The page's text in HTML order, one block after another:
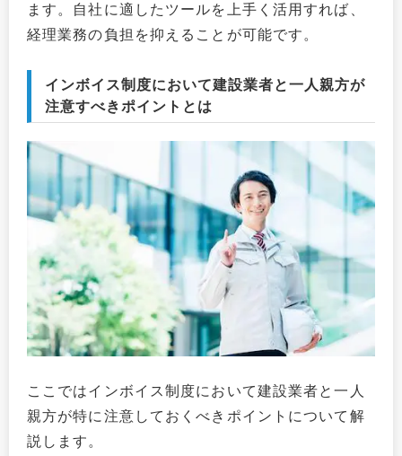
ます。自社に適したツールを上手く活用すれば、
経理業務の負担を抑えることが可能です。
インボイス制度において建設業者と一人親方が
注意すべきポイントとは
ここではインボイス制度において建設業者と一人
親方が特に注意しておくべきポイントについて解
説します。